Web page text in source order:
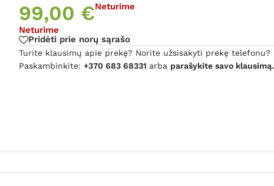
99,00 €Neturime
Neturime
Pridėti prie norų sąrašo
Turite klausimų apie prekę? Norite užsisakyti prekę telefonu?
Paskambinkite:+370 683 68331 arba parašykite savo klausimą.